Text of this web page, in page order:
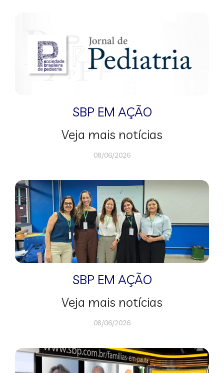
SBP EM AÇÃO
Veja mais notícias
08/06/2026
SBP EM AÇÃO
Veja mais notícias
08/06/2026